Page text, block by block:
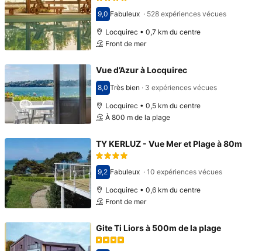
Avec une note de 9,0
9,0 Fabuleux · 528 expériences vécues
Locquirec • 0,7 km du centre
Front de mer
Vue d’Azur à Locquirec
Avec une note de 8,0
8,0 Très bien · 3 expériences vécues
Locquirec • 0,5 km du centre
À 800 m de la plage
TY KERLUZ - Vue Mer et Plage à 80m
Avec une note de 9,2
9,2 Fabuleux · 10 expériences vécues
Locquirec • 0,6 km du centre
Front de mer
Gite Ti Liors à 500m de la plage